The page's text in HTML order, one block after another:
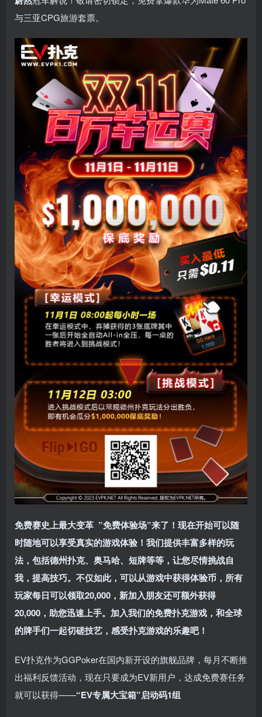
与三亚CPG旅游套票。
免费赛史上最大变革 ”免费体验场”来了！ 现在开始可以随
时随地可以享受真实的游戏体验！我们提供丰富多样的玩
法，包括德州扑克、奥马哈、短牌等等，让您尽情挑战自
我，提高技巧。不仅如此， 可以从游戏中获得体验币，所有
玩家每日可以领取20,000，新加入朋友还可额外获得
20,000，助您迅速上手。 加入我们的免费扑克游戏，和全球
的牌手们一起切磋技艺，感受扑克游戏的乐趣吧！
EV扑克作为GGPoker在国内新开设的旗舰品牌，每月不断推
出福利反馈活动，现在只要成为EV新用户，达成免费赛任务
就可以获得——“EV专属大宝箱”启动码1组